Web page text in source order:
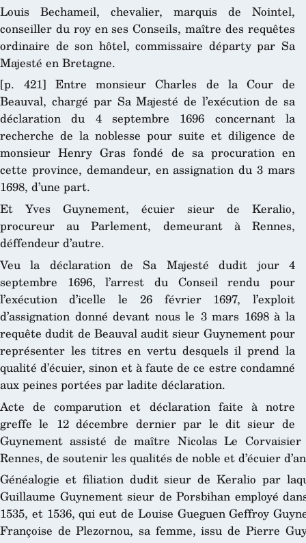
Louis Bechameil, chevalier, marquis de Nointel,
conseiller du roy en ses Conseils, maître des requêtes
ordinaire de son hôtel, commissaire départy par Sa
Majesté en Bretagne.
[p. 421] Entre monsieur Charles de la Cour de
Beauval, chargé par Sa Majesté de l’exécution de sa
déclaration du 4 septembre 1696 concernant la
recherche de la noblesse pour suite et diligence de
monsieur Henry Gras fondé de sa procuration en
cette province, demandeur, en assignation du 3 mars
1698, d’une part.
Et Yves Guynement, écuier sieur de Keralio,
procureur au Parlement, demeurant à Rennes,
déffendeur d’autre.
Veu la déclaration de Sa Majesté dudit jour 4
septembre 1696, l’arrest du Conseil rendu pour
l’exécution d’icelle le 26 février 1697, l’exploit
d’assignation donné devant nous le 3 mars 1698 à la
requête dudit de Beauval audit sieur Guynement pour
représenter les titres en vertu desquels il prend la
qualité d’écuier, sinon et à faute de ce estre condamné
aux peines portées par ladite déclaration.
Acte de comparution et déclaration faite à notre
greffe le 12 décembre dernier par le dit sieur de
Guynement assisté de maître Nicolas Le
Rennes, de soutenir les qualités de noble et d’écuier
Généalogie et filiation dudit sieur de Keralio par
Guillaume Guynement sieur de Porsbihan employé
1535, et 1536, qui eut de Louise Gueguen Geffroy
Françoise de Plezornou, sa femme, issu de Pierre